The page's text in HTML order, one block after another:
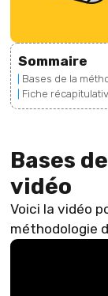
Sommaire
Bases de la
Fiche
Bases
vidéo
Voici la vidéo
méthodologie